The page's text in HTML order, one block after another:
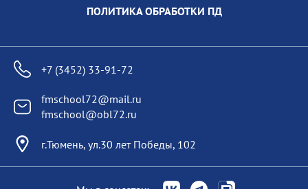
ПОЛИТИКА ОБРАБОТКИ ПД
+7 (3452) 33-91-72
fmschool72@mail.ru
fmschool@obl72.ru
г.Тюмень, ул.30 лет Победы, 102